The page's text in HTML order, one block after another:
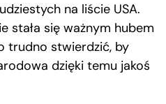
na liście USA.
stała się ważnym hubem
trudno stwierdzić, by
dzięki temu jakoś